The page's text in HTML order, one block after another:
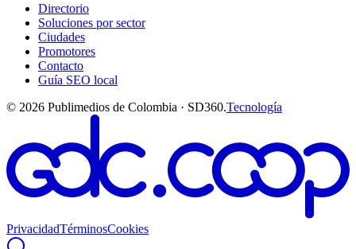
Directorio
Soluciones por sector
Ciudades
Promotores
Contacto
Guía SEO local
© 2026 Publimedios de Colombia · SD360.Tecnología
PrivacidadTérminosCookies